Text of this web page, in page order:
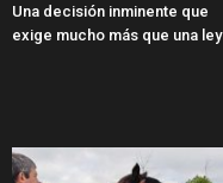
Una decisión inminente que
exige mucho más que una ley